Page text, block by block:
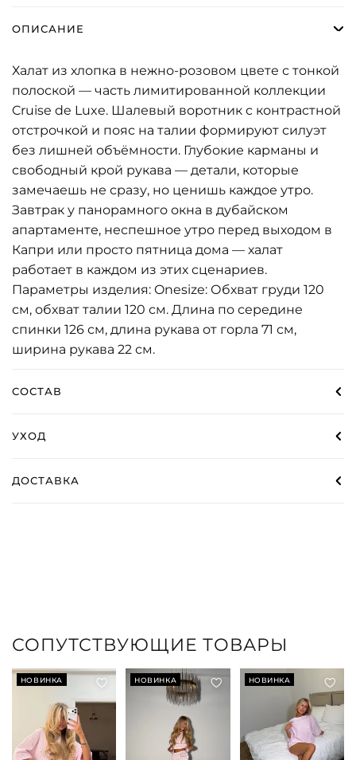
ОПИСАНИЕ
Халат из хлопка в нежно-розовом цвете с тонкой
полоской — часть лимитированной коллекции
Cruise de Luxe. Шалевый воротник с контрастной
отстрочкой и пояс на талии формируют силуэт
без лишней объёмности. Глубокие карманы и
свободный крой рукава — детали, которые
замечаешь не сразу, но ценишь каждое утро.
Завтрак у панорамного окна в дубайском
апартаменте, неспешное утро перед выходом в
Капри или просто пятница дома — халат
работает в каждом из этих сценариев.
Параметры изделия: Onesize: Обхват груди 120
см, обхват талии 120 см. Длина по середине
спинки 126 см, длина рукава от горла 71 см,
ширина рукава 22 см.
СОСТАВ
УХОД
ДОСТАВКА
СОПУТСТВУЮЩИЕ ТОВАРЫ
НОВИНКА НОВИНКА НОВИНКА